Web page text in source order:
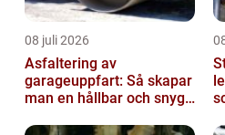
08 juli 2026
Asfaltering av
garageuppfart: Så skapar
man en hållbar och snygg